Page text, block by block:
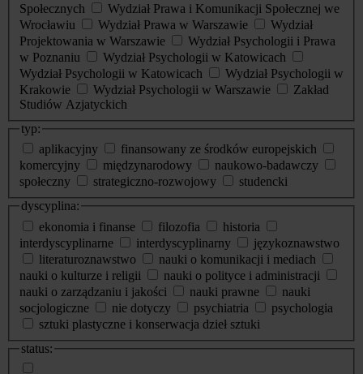
Społecznych
Wydział Prawa i Komunikacji Społecznej we
Wrocławiu
Wydział Prawa w Warszawie
Wydział
Projektowania w Warszawie
Wydział Psychologii i Prawa
w Poznaniu
Wydział Psychologii w Katowicach
Wydział Psychologii w Katowicach
Wydział Psychologii w
Krakowie
Wydział Psychologii w Warszawie
Zakład
Studiów Azjatyckich
typ:
aplikacyjny
finansowany ze środków europejskich
komercyjny
międzynarodowy
naukowo-badawczy
społeczny
strategiczno-rozwojowy
studencki
dyscyplina:
ekonomia i finanse
filozofia
historia
interdyscyplinarne
interdyscyplinarny
językoznawstwo
literaturoznawstwo
nauki o komunikacji i mediach
nauki o kulturze i religii
nauki o polityce i administracji
nauki o zarządzaniu i jakości
nauki prawne
nauki
socjologiczne
nie dotyczy psychiatria
psychologia
sztuki plastyczne i konserwacja dzieł sztuki
status: